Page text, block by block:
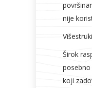
nije
Širok
koji